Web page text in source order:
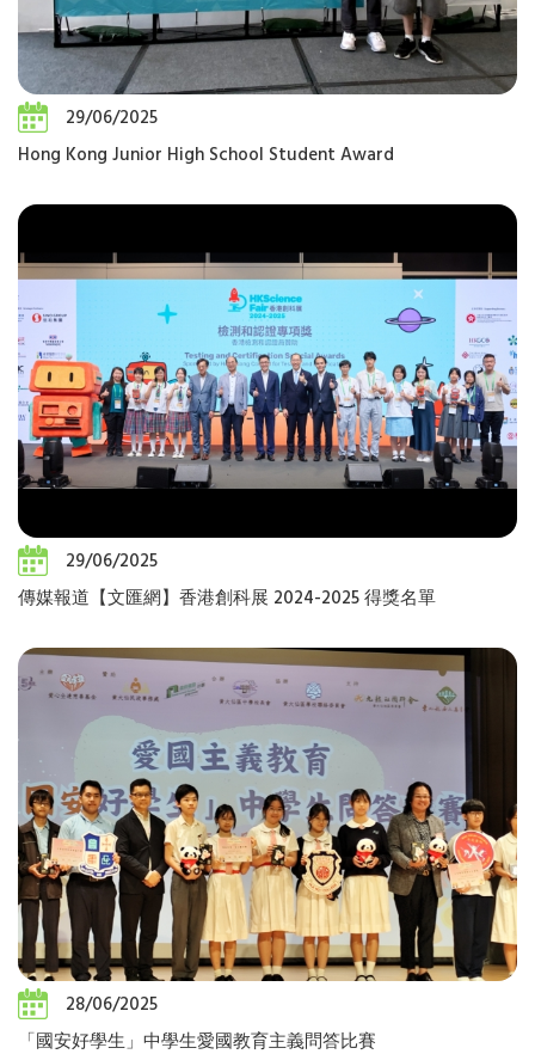
29/06/2025
Hong Kong Junior High School Student Award
29/06/2025
傳媒報道【文匯網】香港創科展 2024-2025 得獎名單
28/06/2025
「國安好學生」中學生愛國教育主義問答比賽